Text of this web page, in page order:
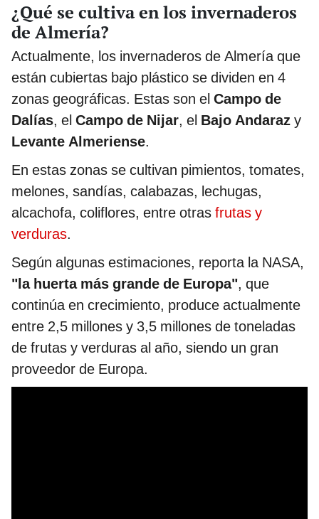
¿Qué se cultiva en los invernaderos
de Almería?
Actualmente, los invernaderos de Almería que
están cubiertas bajo plástico se dividen en 4
zonas geográficas. Estas son el Campo de
Dalías, el Campo de Nijar, el Bajo Andaraz y
Levante Almeriense.
En estas zonas se cultivan pimientos, tomates,
melones, sandías, calabazas, lechugas,
alcachofa, coliflores, entre otras frutas y
verduras.
Según algunas estimaciones, reporta la NASA,
"la huerta más grande de Europa", que
continúa en crecimiento, produce actualmente
entre 2,5 millones y 3,5 millones de toneladas
de frutas y verduras al año, siendo un gran
proveedor de Europa.